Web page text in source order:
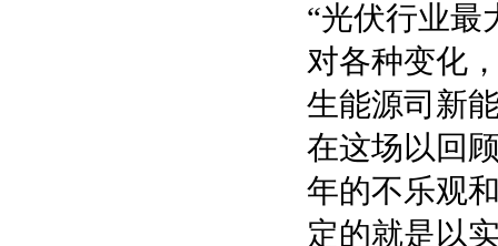
“光伏行业最
对各种变化
生能源司新
在这场以回
年的不乐观
定的就是以